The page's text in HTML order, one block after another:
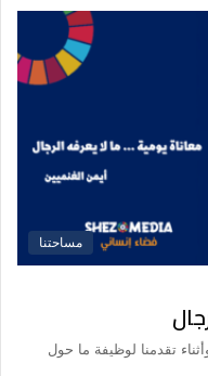
مساحتنا
تقدمنا لوظيفة ما حول